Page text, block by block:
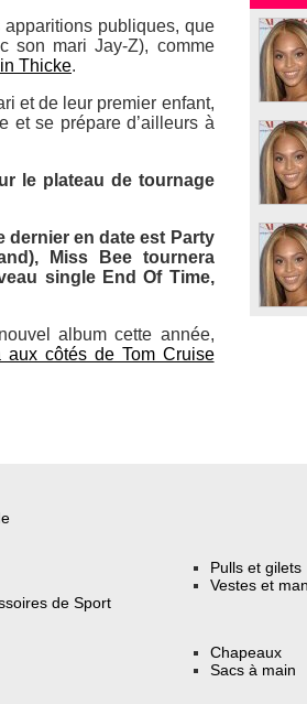
publiques, que
son mari Jay-Z), comme
Thicke.
et de leur premier enfant,
et se prépare d’ailleurs à
le plateau de tournage
dernier en date est Party
), Miss Bee tournera
single End Of Time,
album cette année,
côtés de Tom Cruise
de Sport
Pulls et gilets
Vestes et
Chapeaux
Sacs à main